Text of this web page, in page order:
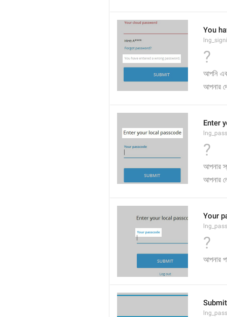
You
?
আপনি
আপনার
Enter
?
আপনার
আপনার
Your
?
আপনার
Submit